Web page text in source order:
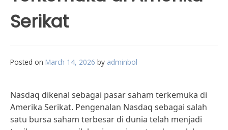
Serikat
Posted on March 14, 2026 by adminbol
Nasdaq dikenal sebagai pasar saham terkemuka di
Amerika Serikat. Pengenalan Nasdaq sebagai salah
satu bursa saham terbesar di dunia telah menjadi